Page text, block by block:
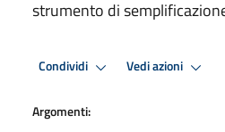
strumento di
Condividi Vedi azioni
Argomenti: